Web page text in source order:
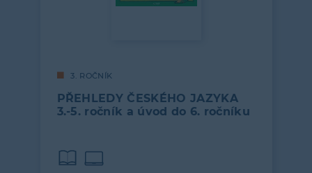
3. ROČNÍK
PŘEHLEDY ČESKÉHO JAZYKA
3.-5. ročník a úvod do 6. ročníku